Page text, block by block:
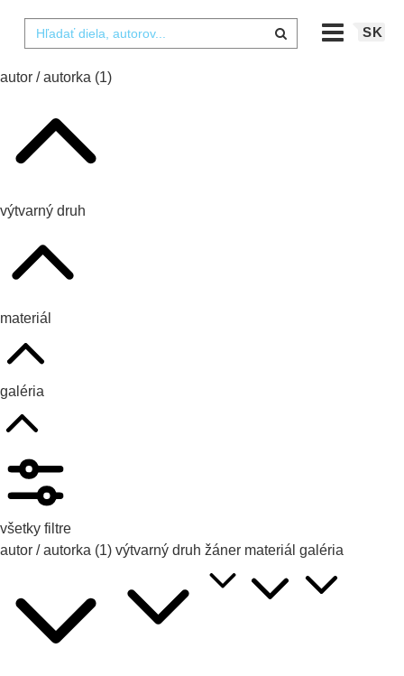
SK
autor / autorka (1)
výtvarný druh
materiál
galéria
všetky filtre
autor / autorka (1) výtvarný druh žáner materiál galéria